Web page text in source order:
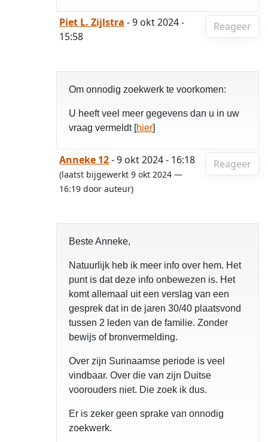
Reageer
Piet L. Zijlstra - 9 okt 2024 -
15:58
Om onnodig zoekwerk te voorkomen:
U heeft veel meer gegevens dan u in uw
vraag vermeldt [hier]
Reageer
Anneke 12- 9 okt 2024 - 16:18
(laatst bijgewerkt 9 okt 2024 —
16:19 door auteur)
Beste Anneke,
Natuurlijk heb ik meer info over hem. Het
punt is dat deze info onbewezen is. Het
komt allemaal uit een verslag van een
gesprek dat in de jaren 30/40 plaatsvond
tussen 2 leden van de familie. Zonder
bewijs of bronvermelding.
Over zijn Surinaamse periode is veel
vindbaar. Over die van zijn Duitse
voorouders niet. Die zoek ik dus.
Er is zeker geen sprake van onnodig
zoekwerk.